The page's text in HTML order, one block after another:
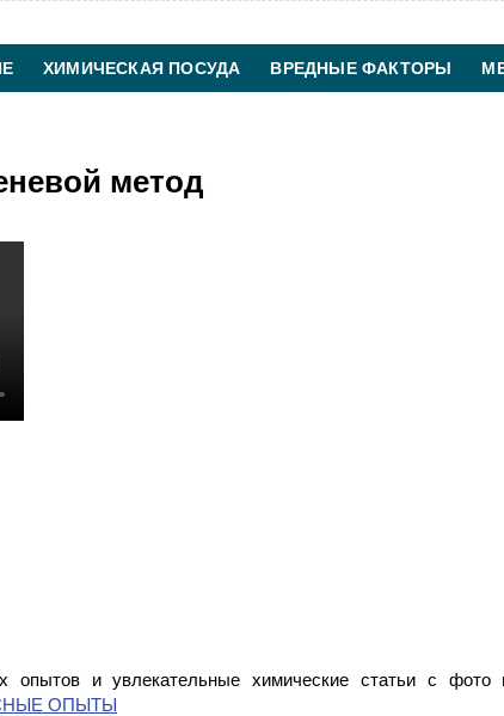
ХИМИЧЕСКАЯ ПОСУДА ВРЕДНЫЕ ФАКТОРЫ
метод
опытов и увлекательные химические статьи с фото
ОПЫТЫ